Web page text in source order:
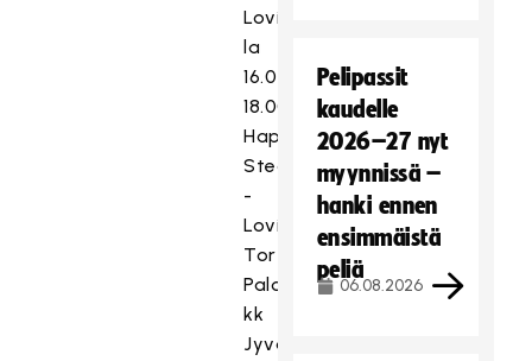
Loviisa
la
16.04.2022
18.00
Happee
Steamers
-
Loviisan
Tor
Palokan
kk
Jyväskylä
Pelipassit
kaudelle
2026–27 nyt
myynnissä –
hanki ennen
ensimmäistä
peliä
06.08.2026